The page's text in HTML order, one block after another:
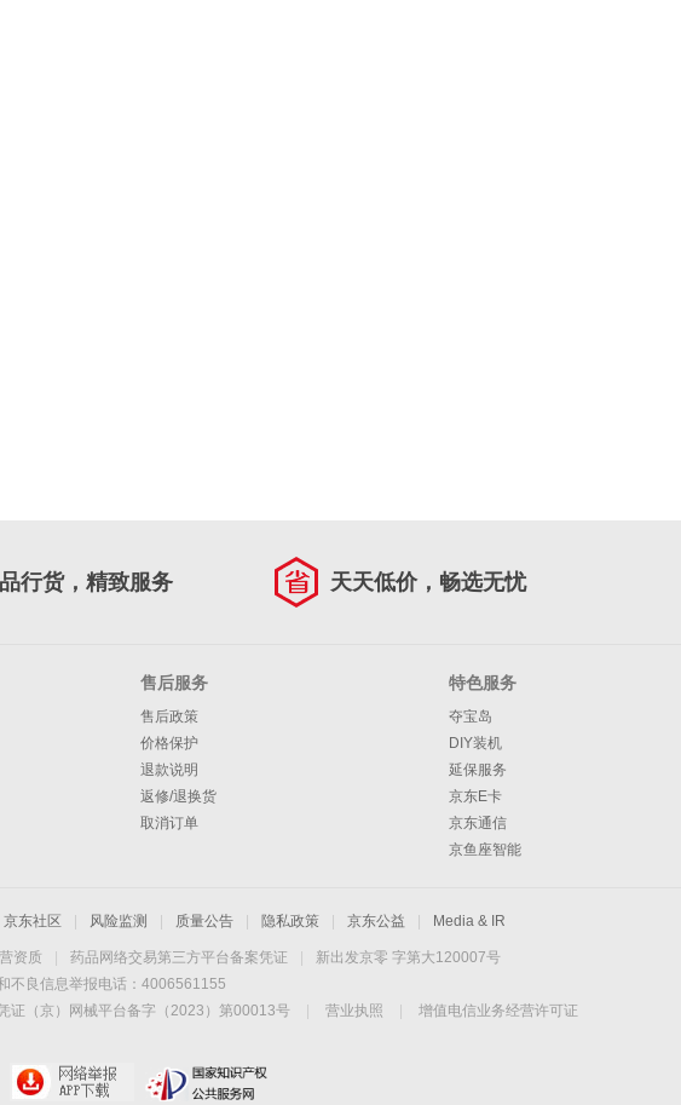
行货，精致服务 天天低价，畅选无忧
售后服务
售后政策
价格保护
退款说明
返修/退换货
取消订单
特色服务
夺宝岛
DIY装机
延保服务
京东E卡
京东通信
京鱼座智能
京东社区 风险监测 质量公告 隐私政策 京东公益 Media & IR
资质 药品网络交易第三方平台备案凭证
新出发京零 字第大120007号
不良信息举报电话：4006561155
证（京）网械平台备字（2023）第00013号 营业执照
增值电信业务经营许可证